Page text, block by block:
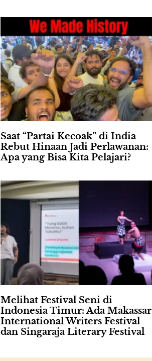
Saat “Partai Kecoak” di India
Rebut Hinaan Jadi Perlawanan:
Apa yang Bisa Kita Pelajari?
Melihat Festival Seni di
Indonesia Timur: Ada Makassar
International Writers Festival
dan Singaraja Literary Festival